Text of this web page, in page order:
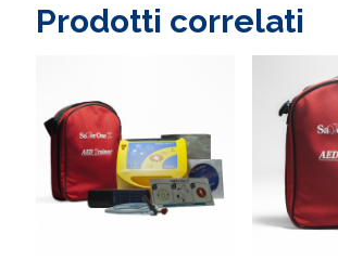
Prodotti correlati